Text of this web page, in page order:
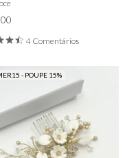
4 Comentários
- POUPE 15%